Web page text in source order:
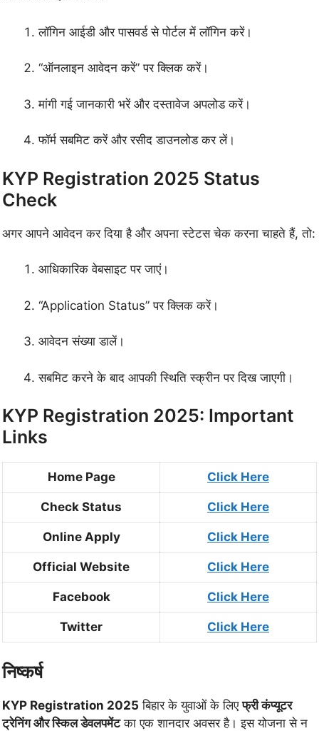
लॉगिन आईडी और पासवर्ड से पोर्टल में लॉगिन करें।
“ऑनलाइन आवेदन करें” पर क्लिक करें।
मांगी गई जानकारी भरें और दस्तावेज अपलोड करें।
फॉर्म सबमिट करें और रसीद डाउनलोड कर लें।
KYP Registration 2025 Status
Check
अगर आपने आवेदन कर दिया है और अपना स्टेटस चेक करना चाहते हैं, तो:
आधिकारिक वेबसाइट पर जाएं।
“Application Status” पर क्लिक करें।
आवेदन संख्या डालें।
सबमिट करने के बाद आपकी स्थिति स्क्रीन पर दिख जाएगी।
KYP Registration 2025: Important
Links
Home Page Click Here
Check Status Click Here
Online Apply Click Here
Official Website Click Here
Facebook Click Here
Twitter Click Here
निष्कर्ष
KYP Registration 2025 बिहार के युवाओं के लिएफ्री कंप्यूटर
ट्रेनिंग और स्किल डेवलपमेंटका एक शानदार अवसर है। इस योजना से न